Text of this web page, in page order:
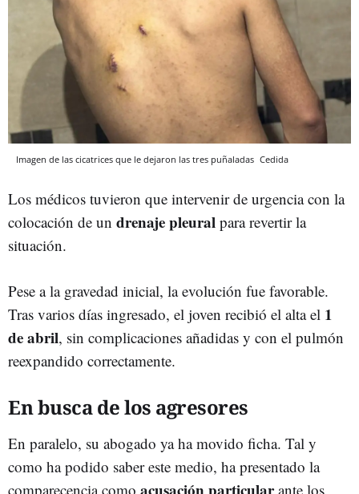
Imagen de las cicatrices que le dejaron las tres puñaladas Cedida
Los médicos tuvieron que intervenir de urgencia con la
colocación de un drenaje pleural para revertir la
situación.
Pese a la gravedad inicial, la evolución fue favorable.
Tras varios días ingresado, el joven recibió el alta el 1
de abril, sin complicaciones añadidas y con el pulmón
reexpandido correctamente.
En busca de los agresores
En paralelo, su abogado ya ha movido ficha. Tal y
como ha podido saber este medio, ha presentado la
comparecencia como
ante los